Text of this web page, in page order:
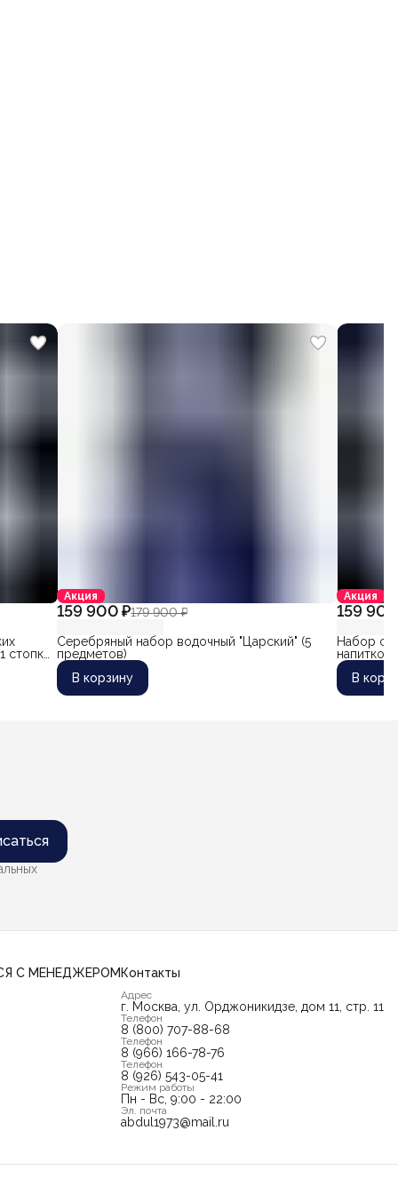
Акция
159 900 ₽179 900 ₽
Серебряный набор водочный "Царский" (5
предметов)
В корзину
Акция
159
Набор
стопки
В
С МЕНЕДЖЕРОМ Контакты
Адрес
г. Москва, ул. Орджоникидзе, дом 11, стр. 11
Телефон
8 (800) 707-88-68
Телефон
8 (966) 166-78-76
Телефон
8 (926) 543-05-41
Режим работы
Пн - Вс, 9:00 - 22:00
Эл. почта
abdul1973@mail.ru